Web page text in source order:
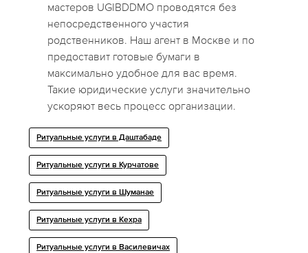
мастеров UGIBDDMO проводятся без
непосредственного участия
родственников. Наш агент в Москве и по
предоставит готовые бумаги в
максимально удобное для вас время.
Такие юридические услуги значительно
ускоряют весь процесс организации.
Ритуальные услуги в Даштабаде
Ритуальные услуги в Курчатове
Ритуальные услуги в Шуманае
Ритуальные услуги в Кехра
Ритуальные услуги в Василевичах